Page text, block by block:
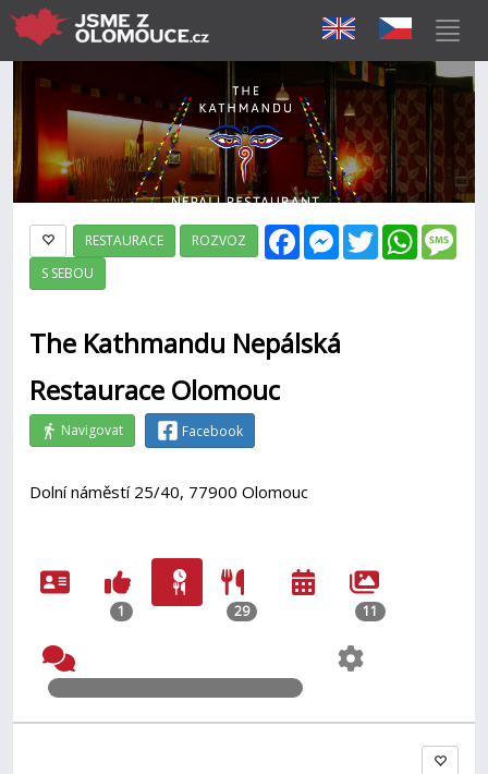
FacebookMessenger
Twitter
RESTAURACE
ROZVOZ
S SEBOU
The Kathmandu Nepálská
Restaurace Olomouc
Navigovat Facebook
Dolní náměstí 25/40, 77900 Olomouc
1 29 11